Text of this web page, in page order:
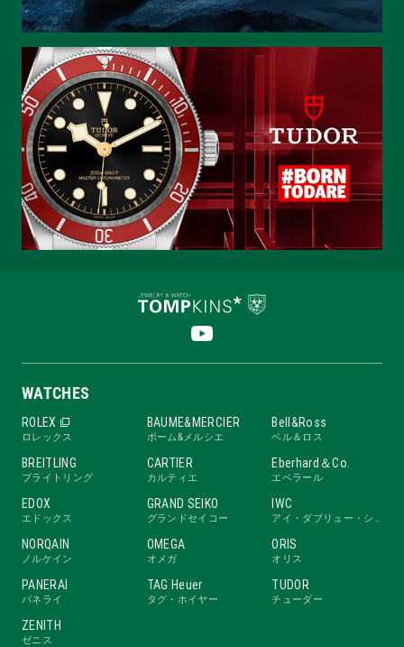
WATCHES
ROLEX
ロレックス
BAUME&MERCIER
ボーム&メルシエ
Bell&Ross
ベル＆ロス
BREITLING
ブライトリング
CARTIER
カルティエ
Eberhard＆Co.
エベラール
EDOX
エドックス
GRAND SEIKO
グランドセイコー
IWC
アイ・ダブリュー・シー
NORQAIN
ノルケイン
OMEGA
オメガ
ORIS
オリス
PANERAI
パネライ
TAG Heuer
タグ・ホイヤー
TUDOR
チューダー
ZENITH
ゼニス